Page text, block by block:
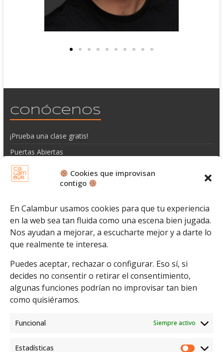
Cookies que improvisan
contigo
En Calambur usamos cookies para que tu experiencia
en la web sea tan fluida como una escena bien jugada.
Nos ayudan a mejorar, a escucharte mejor y a darte lo
que realmente te interesa.
Puedes aceptar, rechazar o configurar. Eso sí, si
decides no consentir o retirar el consentimiento,
algunas funciones podrían no improvisar tan bien
como quisiéramos.
Funcional Siempre activo
Estadísticas
Conócenos
¡Prueba una clase gratis!
Puertas Abiertas
Escuela
Espectáculos
Promociones
Contacto